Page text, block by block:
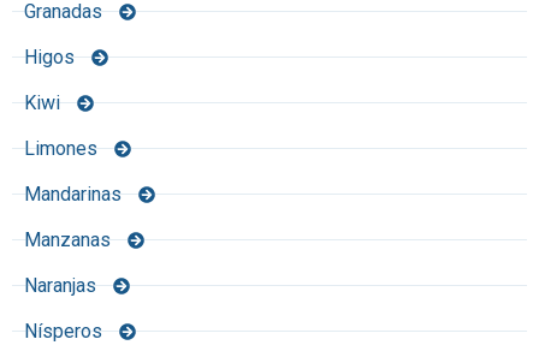
Granadas
Higos
Kiwi
Limones
Mandarinas
Manzanas
Naranjas
Nísperos